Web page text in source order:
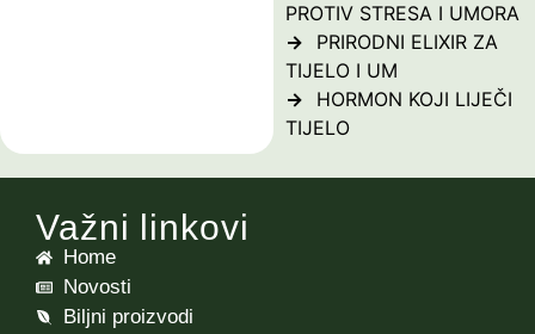
PROTIV STRESA I UMORA
PRIRODNI ELIXIR ZA
TIJELO I UM
HORMON KOJI LIJEČI
TIJELO
Važni linkovi
Home
Novosti
Biljni proizvodi